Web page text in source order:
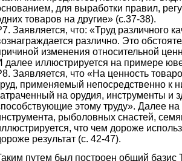
для выработки правил,
товаров на другие» (с.37-38).
Заявляется, что: «Труд различного
различно. Это
изменения относительной
далее иллюстрируется на примере
Заявляется, что «На ценность
применяемый непосредственно к
на орудия, инструменты и
этому труду». Далее
рыболовных снастей,
что чем дороже
результат (с. 42-47).
путем был построен общий